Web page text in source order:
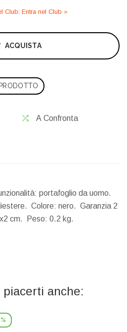
Сlub. Entra nel Сlub »
ACQUISTA
A Confronta
portafoglio da uomo.
Colore: nero. Garanzia 2
cm. Peso: 0.2 kg.
piacerti anche: